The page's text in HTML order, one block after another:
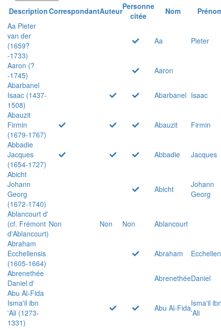
DescriptionCorrespondantAuteurPersonne
citée
Nom
Aa Pieter
van der
(1659?
-1733)
Aa Pieter
Aaron (?
-1745)
Aaron
Abarbanel
Isaac (1437-
1508)
Abarbanel Isaac
Abauzit
Firmin
(1679-1767)
Abauzit
Firmin
Abbadie
Jacques
(1654-1727)
Abbadie
Jacques
Abicht
Johann
Georg
(1672-1740)
Abicht
Johann
Georg
Ablancourt d'
(cf. Frémont
d'Ablancourt)
Non Non Non
Ablancourt
Abraham
Ecchellensis
(1605-1664)
Abraham
Abrenethée
Daniel d'
AbrenethéeDaniel
Abu Al-Fida
Isma'il ibn
'Ali (1273-
1331)
Abu Al-FidaIsma'il
'Ali